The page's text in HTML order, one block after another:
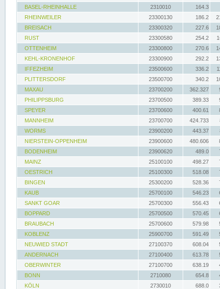
BASEL-RHEINHALLE
2310010
164.3
RHEINWEILER
23300130 186.2
BREISACH
23300320 227.6
RUST
23300580 254.2
OTTENHEIM
23300800 270.6
KEHL-KRONENHOF
23300900 292.2
IFFEZHEIM
23500600 336.2
PLITTERSDORF
23500700 340.2
MAXAU
23700200 362.327
PHILIPPSBURG
23700500 389.33
SPEYER
23700600 400.61
MANNHEIM
23700700 424.733
WORMS
23900200 443.37
NIERSTEIN-OPPENHEIM
23900600 480.606
BODENHEIM
23900620 489.0
MAINZ
25100100 498.27
OESTRICH
25100300 518.08
BINGEN
25300200 528.36
KAUB
25700100 546.23
SANKT GOAR
25700300 556.43
BOPPARD
25700500 570.45
BRAUBACH
25700600 579.98
KOBLENZ
25900700 591.49
NEUWIED STADT
27100370 608.04
ANDERNACH
27100400 613.78
OBERWINTER
27100700 638.19
BONN
2710080 654.8
KÖLN
2730010 688.0